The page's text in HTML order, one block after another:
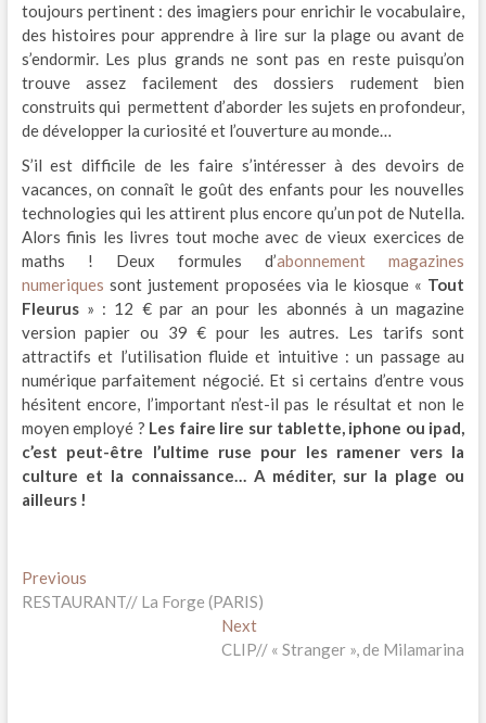
toujours pertinent : des imagiers pour enrichir le vocabulaire,
des histoires pour apprendre à lire sur la plage ou avant de
s’endormir. Les plus grands ne sont pas en reste puisqu’on
trouve assez facilement des dossiers rudement bien
construits qui permettent d’aborder les sujets en profondeur,
de développer la curiosité et l’ouverture au monde…
S’il est difficile de les faire s’intéresser à des devoirs de
vacances, on connaît le goût des enfants pour les nouvelles
technologies qui les attirent plus encore qu’un pot de Nutella.
Alors finis les livres tout moche avec de vieux exercices de
maths ! Deux formules d’abonnement magazines
numeriques sont justement proposées via le kiosque « Tout
Fleurus» : 12 € par an pour les abonnés à un magazine
version papier ou 39 € pour les autres. Les tarifs sont
attractifs et l’utilisation fluide et intuitive : un passage au
numérique parfaitement négocié. Et si certains d’entre vous
hésitent encore, l’important n’est-il pas le résultat et non le
moyen employé ? Les faire lire sur tablette, iphone ou ipad,
c’est peut-être l’ultime ruse pour les ramener vers la
culture et la connaissance… A méditer, sur la plage ou
ailleurs !
Navigation
de
PreviousPrevious
post:
RESTAURANT// La Forge (PARIS)
NextNext
post:
CLIP// « Stranger », de Milamarina